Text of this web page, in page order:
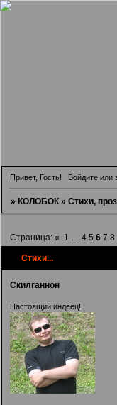
Привет, Гость! Войдитеили
»КОЛОБОК »Стихи,
Стихи...
Страница:« 1 … 4 5 6 7 8
Скилганнон
Настоящий индеец!